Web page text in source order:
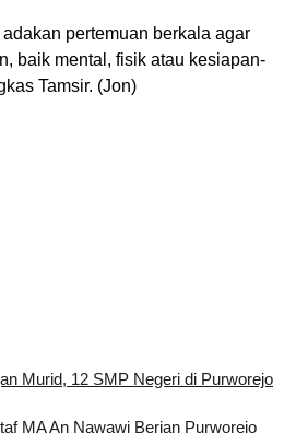
pertemuan berkala agar
baik mental, fisik atau kesiapan-
Tamsir. (Jon)
Murid, 12 SMP Negeri di Purworejo
MA An Nawawi Berjan Purworejo